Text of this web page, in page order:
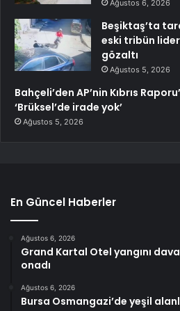
Ağustos 6, 2026
Beşiktaş’ta
eski tribün
gözaltı
Ağustos 5, 2026
Bahçeli’den AP’nin Kıbrıs
‘Brüksel’de irade yok’
Ağustos 5, 2026
En Güncel Haberler
Ağustos 6, 2026
Grand Kartal Otel yangını
onadı
Ağustos 6, 2026
Bursa Osmangazi’de yeşil